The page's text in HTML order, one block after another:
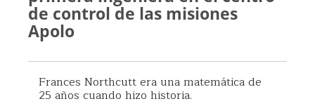
de control de las misiones
Apolo
Frances Northcutt era una matemática de
25 años cuando hizo historia.